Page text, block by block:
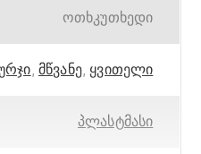
ოთხკუთხედი
, მწვანე,ყვითელი
პლასტმასი